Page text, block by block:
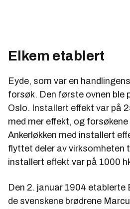
Elkem etablert
Eyde, som var en
forsøk. Den første ovnen ble
Oslo. Installert effekt var på
med mer effekt, og
Ankerløkken med installert
flyttet deler av virksomheten
installert effekt var på 1000
Den 2. januar 1904 etablerte
de svenskene brødrene